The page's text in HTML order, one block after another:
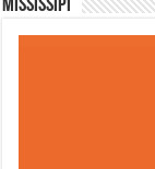
Mississipi